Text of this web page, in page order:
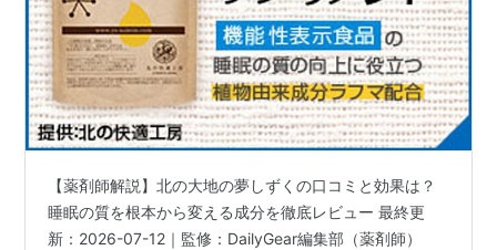
【薬剤師解説】北の大地の夢しずくの口コミと効果は？
睡眠の質を根本から変える成分を徹底レビュー 最終更
新：2026-07-12｜監修：DailyGear編集部（薬剤師）